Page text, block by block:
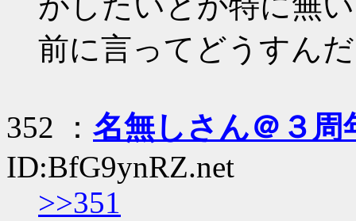
前に言ってどうすんだ
352 ： 名無しさん＠３周
ID:BfG9ynRZ.net
>>351